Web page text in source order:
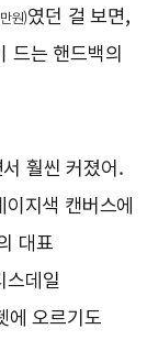
원)였던 걸 보면,
드는 핸드백의
훨씬 커졌어.
지색 캔버스에
대표
스데일
에 오르기도